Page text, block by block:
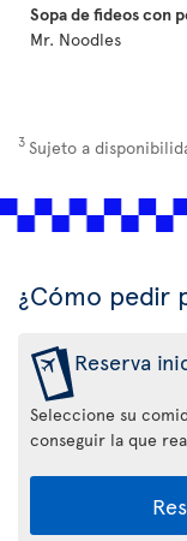
Sopa de fideos con
Mr. Noodles
3 Sujeto a
¿Cómo pedir
Reserva
Seleccione su
conseguir la que